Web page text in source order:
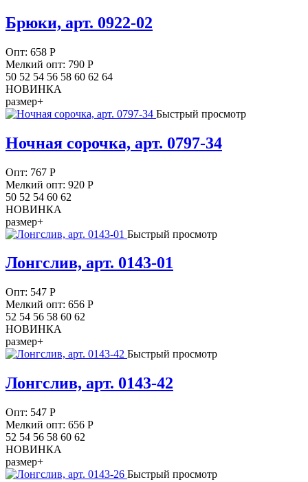
Брюки, арт. 0922-02
Опт: 658 Р
Мелкий опт: 790 Р
50 52 54 56 58 60 62 64
НОВИНКА
размер+
Быстрый просмотр
Ночная сорочка, арт. 0797-34
Опт: 767 Р
Мелкий опт: 920 Р
50 52 54 60 62
НОВИНКА
размер+
Быстрый просмотр
Лонгслив, арт. 0143-01
Опт: 547 Р
Мелкий опт: 656 Р
52 54 56 58 60 62
НОВИНКА
размер+
Быстрый просмотр
Лонгслив, арт. 0143-42
Опт: 547 Р
Мелкий опт: 656 Р
52 54 56 58 60 62
НОВИНКА
размер+
Быстрый просмотр